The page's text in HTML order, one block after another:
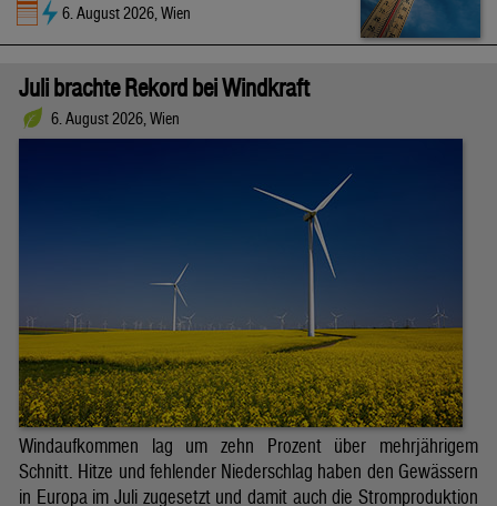
6. August 2026, Wien
Juli brachte Rekord bei Windkraft
6. August 2026, Wien
Windaufkommen lag um zehn Prozent über mehrjährigem
Schnitt. Hitze und fehlender Niederschlag haben den Gewässern
in Europa im Juli zugesetzt und damit auch die Stromproduktion